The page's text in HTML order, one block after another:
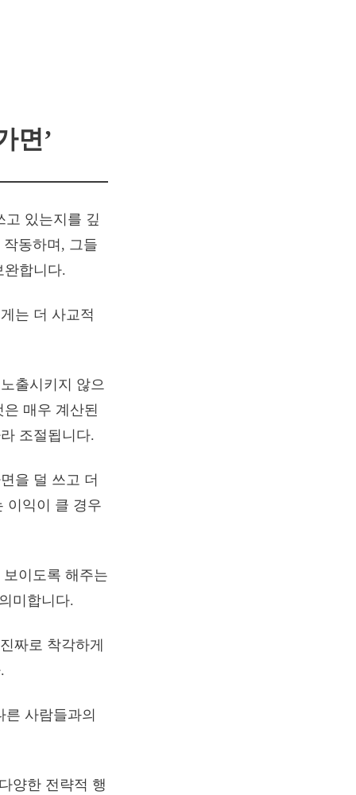
면’
고 있는지를 깊
동하며, 그들
완합니다.
는 더 사교적
출시키지 않으
매우 계산된
조절됩니다.
을 덜 쓰고 더
이익이 클 경우
이도록 해주는
미합니다.
짜로 착각하게
사람들과의
양한 전략적 행